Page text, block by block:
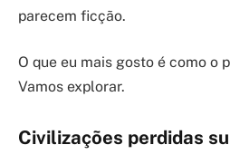
parecem ficção.
O que eu mais gosto é como o
Vamos explorar.
Civilizações perdidas